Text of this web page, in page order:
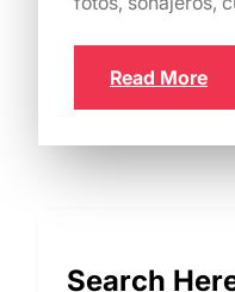
Read More
Search